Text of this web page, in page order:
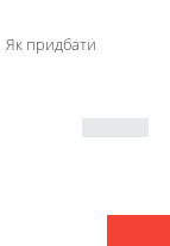
Як придбати